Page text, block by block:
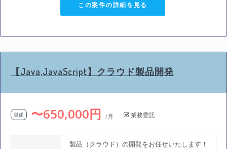
この案件の詳細を見る
【Java,JavaScript】クラウド製品開発
単価 〜650,000円 /月 業務委託
製品（クラウド）の開発をお任せいたします！